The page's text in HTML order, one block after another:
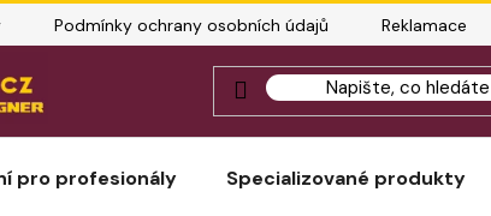
Podmínky ochrany osobních údajů Reklamace
pro profesionály Specializované produkty